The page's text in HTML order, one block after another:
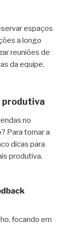
espaços
a longo
reuniões de
da equipe.
produtiva
no
Para tornar a
dicas para
produtiva.
focando em